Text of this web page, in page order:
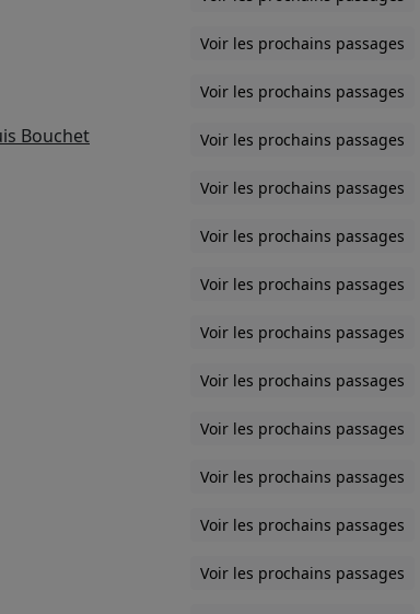
Voir les prochains passages
Voir les prochains passages
Bouchet Voir les prochains passages
Voir les prochains passages
Voir les prochains passages
Voir les prochains passages
Voir les prochains passages
Voir les prochains passages
Voir les prochains passages
Voir les prochains passages
Voir les prochains passages
Voir les prochains passages